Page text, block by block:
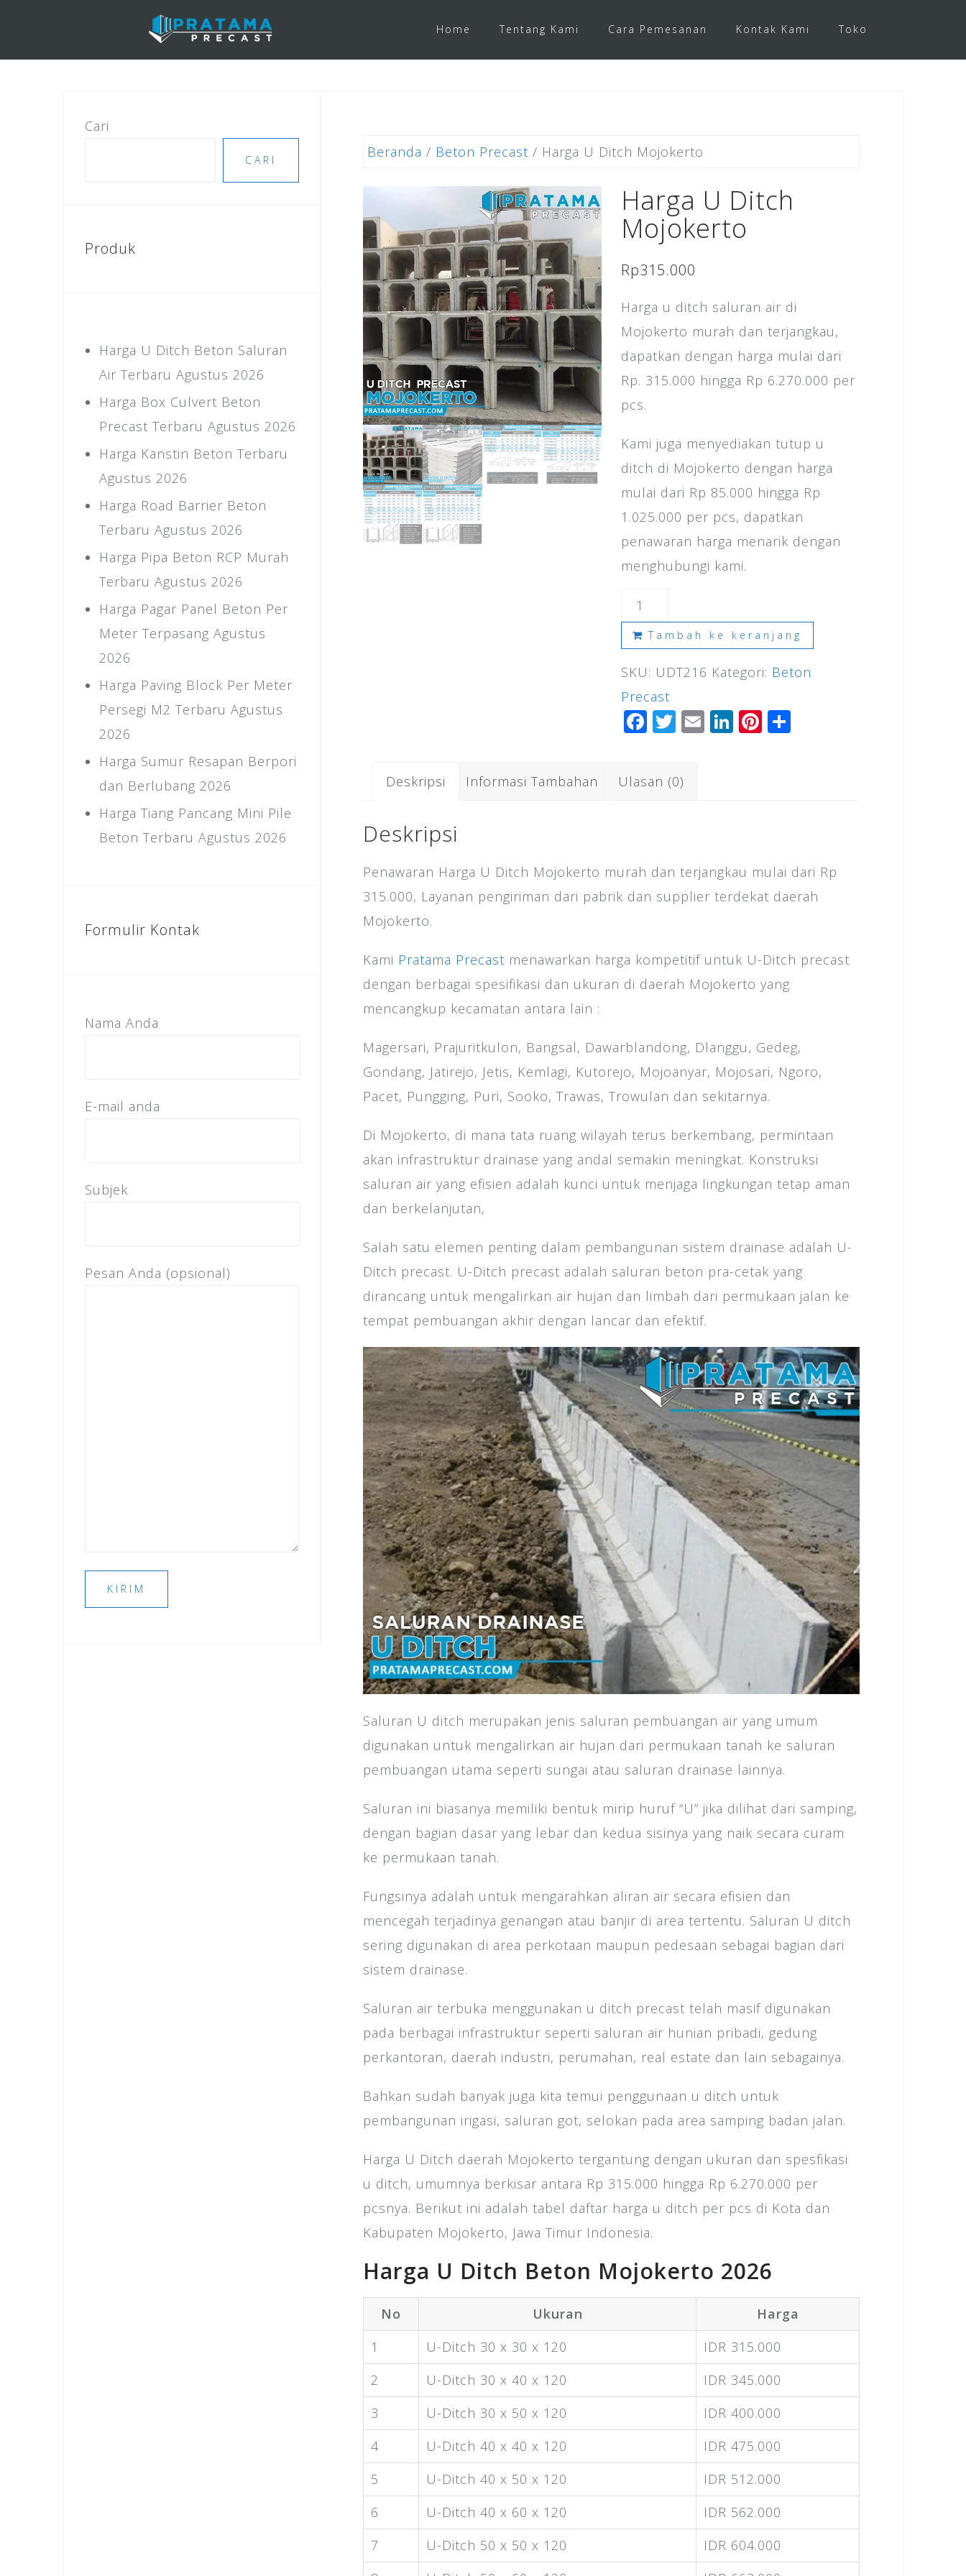
content
Home Tentang Kami Cara Pemesanan Kontak Kami Toko
Beranda / Beton Precast / Harga U Ditch Mojokerto
Harga U Ditch
Mojokerto
Rp315.000
Harga u ditch saluran air di
Mojokerto murah dan terjangkau,
dapatkan dengan harga mulai dari
Rp. 315.000 hingga Rp 6.270.000 per
pcs.
Kami juga menyediakan tutup u
ditch di Mojokerto dengan harga
mulai dari Rp 85.000 hingga Rp
1.025.000 per pcs, dapatkan
penawaran harga menarik dengan
menghubungi kami.
Kuantitas
Harga
U
Ditch
Mojokerto
Tambah ke keranjang
SKU: UDT216 Kategori: Beton
Precast
F
e
o
k
T
e
E Li Pi
Deskripsi Informasi Tambahan Ulasan (0)
Deskripsi
Penawaran Harga U Ditch Mojokerto murah dan terjangkau mulai dari Rp
315.000, Layanan pengiriman dari pabrik dan supplier terdekat daerah
Mojokerto.
Kami Pratama Precast menawarkan harga kompetitif untuk U-Ditch precast
dengan berbagai spesifikasi dan ukuran di daerah Mojokerto yang
mencangkup kecamatan antara lain :
Magersari, Prajuritkulon, Bangsal, Dawarblandong, Dlanggu, Gedeg,
Gondang, Jatirejo, Jetis, Kemlagi, Kutorejo, Mojoanyar, Mojosari, Ngoro,
Pacet, Pungging, Puri, Sooko, Trawas, Trowulan dan sekitarnya.
Di Mojokerto, di mana tata ruang wilayah terus berkembang, permintaan
akan infrastruktur drainase yang andal semakin meningkat. Konstruksi
saluran air yang efisien adalah kunci untuk menjaga lingkungan tetap aman
dan berkelanjutan,
Salah satu elemen penting dalam pembangunan sistem drainase adalah U-
Ditch precast. U-Ditch precast adalah saluran beton pra-cetak yang
dirancang untuk mengalirkan air hujan dan limbah dari permukaan jalan ke
tempat pembuangan akhir dengan lancar dan efektif.
Saluran U ditch merupakan jenis saluran pembuangan air yang umum
digunakan untuk mengalirkan air hujan dari permukaan tanah ke saluran
pembuangan utama seperti sungai atau saluran drainase lainnya.
Saluran ini biasanya memiliki bentuk mirip huruf “U” jika dilihat dari samping,
dengan bagian dasar yang lebar dan kedua sisinya yang naik secara curam
ke permukaan tanah.
Fungsinya adalah untuk mengarahkan aliran air secara efisien dan
mencegah terjadinya genangan atau banjir di area tertentu. Saluran U ditch
sering digunakan di area perkotaan maupun pedesaan sebagai bagian dari
sistem drainase.
Saluran air terbuka menggunakan u ditch precast telah masif digunakan
pada berbagai infrastruktur seperti saluran air hunian pribadi, gedung
perkantoran, daerah industri, perumahan, real estate dan lain sebagainya.
Bahkan sudah banyak juga kita temui penggunaan u ditch untuk
pembangunan irigasi, saluran got, selokan pada area samping badan jalan.
Harga U Ditch daerah Mojokerto tergantung dengan ukuran dan spesfikasi
u ditch, umumnya berkisar antara Rp 315.000 hingga Rp 6.270.000 per
pcsnya. Berikut ini adalah tabel daftar harga u ditch per pcs di Kota dan
Kabupaten Mojokerto, Jawa Timur Indonesia.
Harga U Ditch Beton Mojokerto 2026
No Ukuran
Harga
1
U-Ditch 30 x 30 x 120
IDR 315.000
2
U-Ditch 30 x 40 x 120
IDR 345.000
3
U-Ditch 30 x 50 x 120
IDR 400.000
4
U-Ditch 40 x 40 x 120
IDR 475.000
5
U-Ditch 40 x 50 x 120
IDR 512.000
6
U-Ditch 40 x 60 x 120
IDR 562.000
7
U-Ditch 50 x 50 x 120
IDR 604.000
Cari
CARI
Produk
Harga U Ditch Beton Saluran
Air Terbaru Agustus 2026
Harga Box Culvert Beton
Precast Terbaru Agustus 2026
Harga Kanstin Beton Terbaru
Agustus 2026
Harga Road Barrier Beton
Terbaru Agustus 2026
Harga Pipa Beton RCP Murah
Terbaru Agustus 2026
Harga Pagar Panel Beton Per
Meter Terpasang Agustus
2026
Harga Paving Block Per Meter
Persegi M2 Terbaru Agustus
2026
Harga Sumur Resapan Berpori
dan Berlubang 2026
Harga Tiang Pancang Mini Pile
Beton Terbaru Agustus 2026
Formulir Kontak
Nama Anda
E-mail anda
Subjek
Pesan Anda (opsional)